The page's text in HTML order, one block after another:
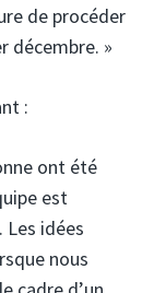
de procéder
décembre. »
:
ont été
est
Les idées
nous